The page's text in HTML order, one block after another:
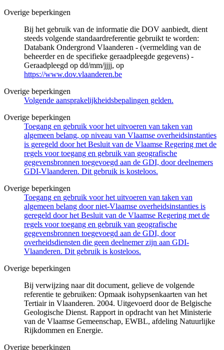
Overige beperkingen
Bij het gebruik van de informatie die DOV aanbiedt, dient
steeds volgende standaardreferentie gebruikt te worden:
Databank Ondergrond Vlaanderen - (vermelding van de
beheerder en de specifieke geraadpleegde gegevens) -
Geraadpleegd op dd/mm/jjjj, op
https://www.dov.vlaanderen.be
Overige beperkingen
Volgende aansprakelijkheidsbepalingen gelden.
Overige beperkingen
Toegang en gebruik voor het uitvoeren van taken van
algemeen belang, op niveau van Vlaamse overheidsinstanties
is geregeld door het Besluit van de Vlaamse Regering met de
regels voor toegang en gebruik van geografische
gegevensbronnen toegevoegd aan de GDI, door deelnemers
GDI-Vlaanderen. Dit gebruik is kosteloos.
Overige beperkingen
Toegang en gebruik voor het uitvoeren van taken van
algemeen belang door niet-Vlaamse overheidsinstanties is
geregeld door het Besluit van de Vlaamse Regering met de
regels voor toegang en gebruik van geografische
gegevensbronnen toegevoegd aan de GDI, door
overheidsdiensten die geen deelnemer zijn aan GDI-
Vlaanderen. Dit gebruik is kosteloos.
Overige beperkingen
Bij verwijzing naar dit document, gelieve de volgende
referentie te gebruiken: Opmaak isohypsenkaarten van het
Tertiair in Vlaanderen. 2004. Uitgevoerd door de Belgische
Geologische Dienst. Rapport in opdracht van het Ministerie
van de Vlaamse Gemeenschap, EWBL, afdeling Natuurlijke
Rijkdommen en Energie.
Overige beperkingen